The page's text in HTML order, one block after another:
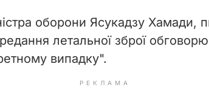
оборони Ясукадзу Хамади,
летальної зброї
випадку".
РЕКЛАМА